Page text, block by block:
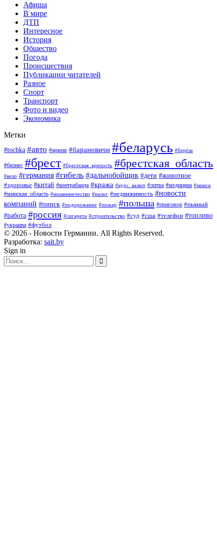
Афиша
В мире
ДТП
Интересное
История
Общество
Погода
Происшествия
Публикации читателей
Разное
Спорт
Транспорт
Фото и видео
Экономика
Метки
#tochka #авто #армия #барановичи #беларусь #берёза
#бизнес #брест #брестская_крепость #брестская_область
#вело #германия #гибель #дальнобойщик #дети #животное
#здоровье #китай #контрабанда #кража #курс_валют #литва #медицина #минск
#минская_область #мошенничество #налог #недвижимость #новости
компаний #пинск #подорожание #пожар #польша #приговор #пьяный
#работа #россия #сигарета #строительство #суд #сша #телефон #топливо
#украина #футбол
© 2026 - Новости Германии. All Rights Reserved.
Разработка: sait.by
Sign in